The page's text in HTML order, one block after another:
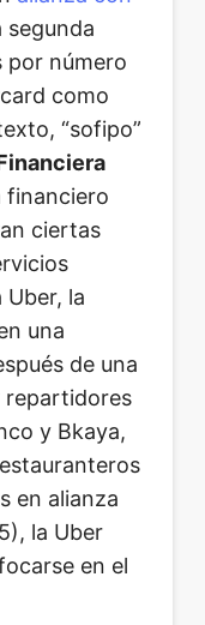
por número
como
“sofipo”
financiero
ciertas
la
una
de una
repartidores
y Bkaya,
en alianza
la Uber
en el